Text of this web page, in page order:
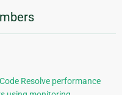
Resolve performance